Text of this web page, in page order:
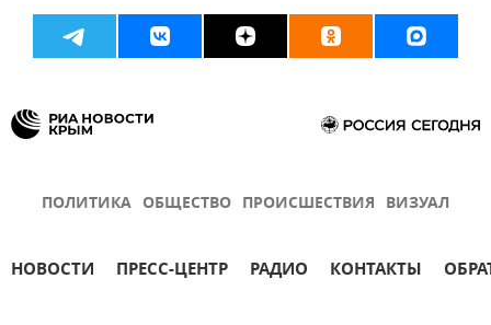
ПОЛИТИКА ОБЩЕСТВО ПРОИСШЕСТВИЯ ВИЗУАЛ
НОВОСТИ ПРЕСС-ЦЕНТР РАДИО КОНТАКТЫ